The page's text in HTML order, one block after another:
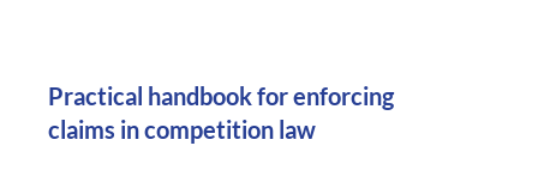
Practical handbook for enforcing
claims in competition law